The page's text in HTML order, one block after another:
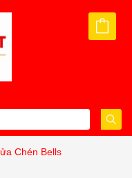
Chén Bells